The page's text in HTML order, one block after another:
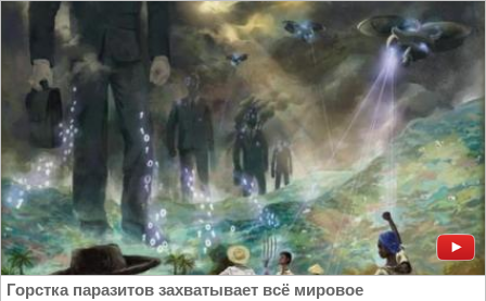
Горстка паразитов захватывает всё мировое